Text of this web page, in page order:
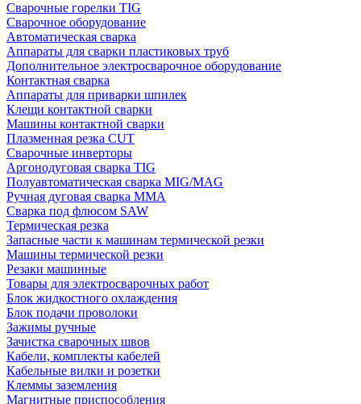
Сварочные горелки TIG
Сварочное оборудование
Автоматическая сварка
Аппараты для сварки пластиковых труб
Дополнительное электросварочное оборудование
Контактная сварка
Аппараты для приварки шпилек
Клещи контактной сварки
Машины контактной сварки
Плазменная резка CUT
Сварочные инверторы
Аргонодуговая сварка TIG
Полуавтоматическая сварка MIG/MAG
Ручная дуговая сварка MMA
Сварка под флюсом SAW
Термическая резка
Запасные части к машинам термической резки
Машины термической резки
Резаки машинные
Товары для электросварочных работ
Блок жидкостного охлаждения
Блок подачи проволоки
Зажимы ручные
Зачистка сварочных швов
Кабели, комплекты кабелей
Кабельные вилки и розетки
Клеммы заземления
Магнитные приспособления